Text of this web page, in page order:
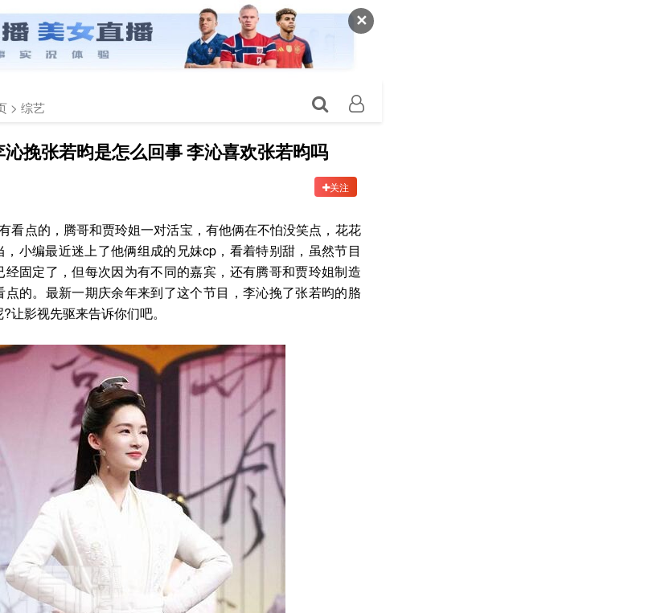
✕
> 综艺
挽张若昀是怎么回事 李沁喜欢张若昀吗
关注
看点的，腾哥和贾玲姐一对活宝，有他俩在不怕没笑点，花花
小编最近迷上了他俩组成的兄妹cp，看着特别甜，虽然节目
经固定了，但每次因为有不同的嘉宾，还有腾哥和贾玲姐制造
点的。最新一期庆余年来到了这个节目，李沁挽了张若昀的胳
让影视先驱来告诉你们吧。